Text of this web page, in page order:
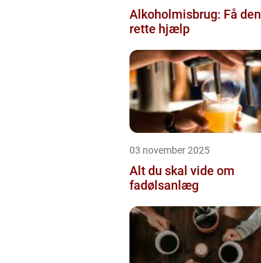
Alkoholmisbrug: Få den
rette hjælp
03 november 2025
Alt du skal vide om
fadølsanlæg